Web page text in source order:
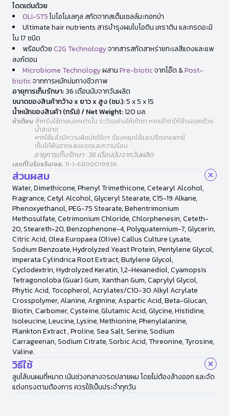
โดดเด่นด้วย
OLI-ST5ไบโอโมเลกุล สกัดจากสเต็มเซลล์มะกอกป่า
Ultimate hair nutrients สารบำรุงผมไบโอติน เคราติน และกรดอะมิ
โน 17 ชนิด
พร้อมด้วยC2G Technologyจากสารสกัดสาหร่ายทะเลสีแดงและแพ
ลงก์ตอน
Microbiome TechnologyผสานPre-bioticจากโอ๊ต &Post-
bioticจากการหมักบ่มทางชีวภาพ
อายุการเก็บรักษา:36 เดือนนับจากวันผลิต
ขนาดของสินค้ากว้าง x ยาว x สูง (ซม.):5 x 5 x 15
น้ำหนักของสินค้า (กรัม) / Net Weight:120 มล.
คำเตือน สำหรับใช้ภายนอกเท่านั้น ระวังอย่างให้เข้าตา หากเข้าตาให้ล้างออกด้วย
น้ำสะอาด
หากใช้แล้วมีความผิดปกติใดๆ ต้องหยุดใช้และปรึกษาแพทย์
เก็บให้พ้นจากแสงแดดและความร้อน
อายุการเก็บรักษา : 36 เดือนนับจากวันผลิต
เลขที่ใบรับแจ้ง/อย. 11-1-6800019936
ส่วนผสม
Water, Dimethicone, Phenyl Trimethicone, Cetearyl Alcohol,
Fragrance, Cetyl Alcohol, Glyceryl Stearate, C15-19 Alkane,
Phenoxyethanol, PEG-75 Stearate, Behentrimonium
Methosulfate, Cetrimonium Chloride, Chlorphenesin, Ceteth-
20, Steareth-20, Benzophenone-4, Polyquaternium-7, Glycerin,
Citric Acid, Olea Europaea (Olive) Callus Culture Lysate,
Sodium Benzoate, Hydrolyzed Yeast Protein, Pentylene Glycol,
Imperata Cylindrica Root Extract, Butylene Glycol,
Cyclodextrin, Hydrolyzed Keratin, 1,2-Hexanediol, Cyamopsis
Tetragonoloba (Guar) Gum, Xanthan Gum, Caprylyl Glycol,
Phytic Acid, Tocopherol, Acrylates/C10-30 Alkyl Acrylate
Crosspolymer, Alanine, Arginine, Aspartic Acid, Beta-Glucan,
Biotin, Carbomer, Cysteine, Glutamic Acid, Glycine, Histidine,
Isoleucine, Leucine, Lysine, Methionine, Phenylalanine,
Plankton Extract , Proline, Sea Salt, Serine, Sodium
Carrageenan, Sodium Citrate, Sorbic Acid, Threonine, Tyrosine,
Valine.
วิธีใช้
ลูบไล้บนผมที่หมาด เน้นช่วงกลางจรดปลายผม โดยไม่ต้องล้างออก และจัด
แต่งทรงตามต้องการ ควรใช้เป็นประจำทุกวัน